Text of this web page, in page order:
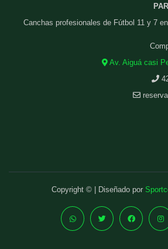
Canchas profesionales de Fútbol 11 y 7
Av. Aiguá casi
Copyright © | Diseñado por